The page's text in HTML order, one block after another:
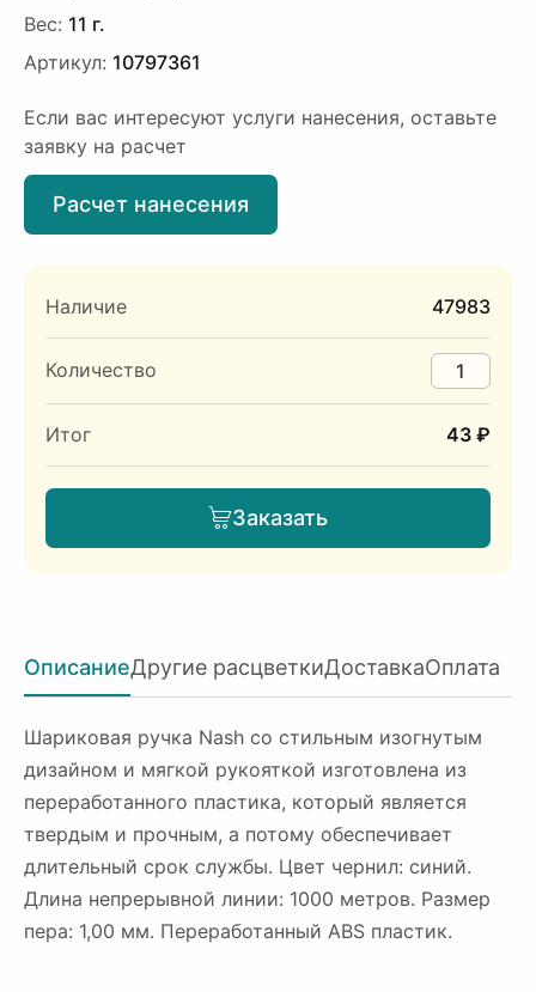
Вес: 11 г.
Артикул: 10797361
Если вас интересуют услуги нанесения, оставьте
заявку на расчет
Расчет нанесения
Наличие 47983
Количество
Итог 43 ₽
Заказать
ОписаниеДругие расцветкиДоставкаОплата
Шариковая ручка Nash со стильным изогнутым
дизайном и мягкой рукояткой изготовлена из
переработанного пластика, который является
твердым и прочным, а потому обеспечивает
длительный срок службы. Цвет чернил: синий.
Длина непрерывной линии: 1000 метров. Размер
пера: 1,00 мм. Переработанный ABS пластик.